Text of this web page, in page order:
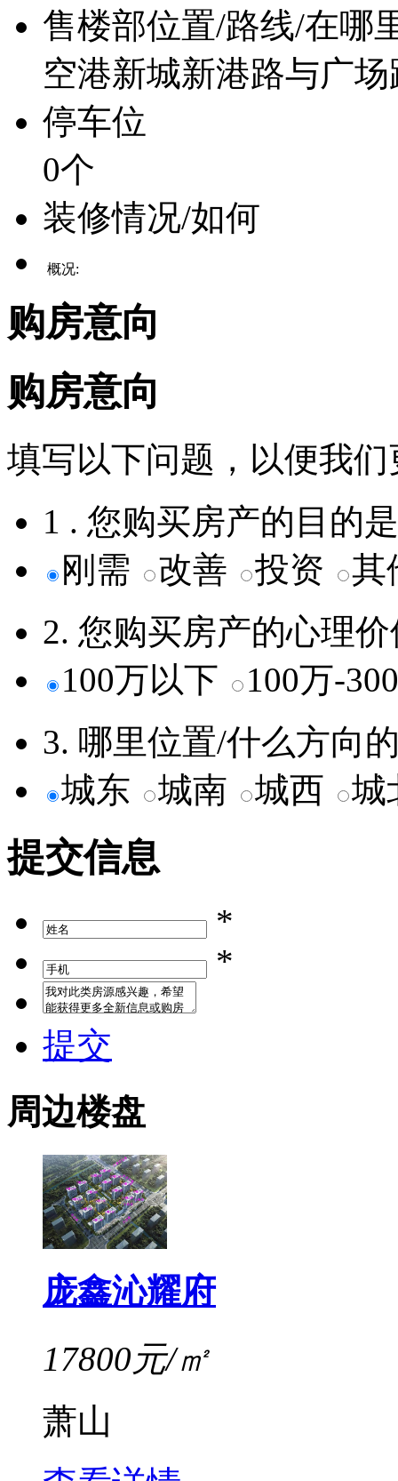
售楼部位置/路线/在哪
空港新城新港路与广
停车位
0个
装修情况/如何
概况:
购房意向
购房意向
填写以下问题，以便我
1 . 您购买房产的目的
刚需
改善 投资
其
2. 您购买房产的心理
100万以下
100万-
3. 哪里位置/什么方向
城东
城南 城西
提交信息
*
*
提交
周边楼盘
庞鑫沁耀府
17800元/㎡
萧山